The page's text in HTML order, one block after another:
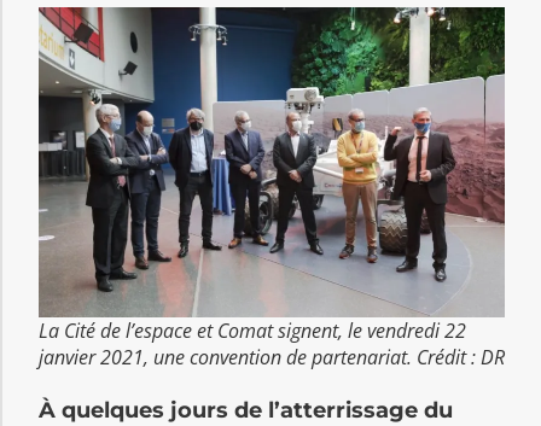
La Cité de l’espace et Comat signent, le vendredi 22
janvier 2021, une convention de partenariat. Crédit : DR
À quelques jours de l’atterrissage du